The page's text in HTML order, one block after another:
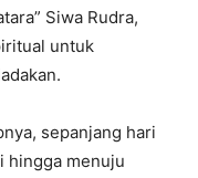
Siwa Rudra,
untuk
sepanjang hari
hingga menuju